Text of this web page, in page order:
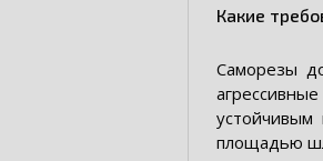
Какие
Саморезы
площадью